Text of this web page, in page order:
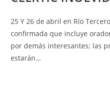
25 Y 26 de abril en Río
confirmada que incluye
por demás interesantes; las
estarán…